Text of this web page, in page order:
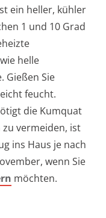
ein heller, kühler
1 und 10 Grad
helle
Gießen Sie
feucht.
die Kumquat
vermeiden, ist
ins Haus je nach
wenn Sie
möchten.